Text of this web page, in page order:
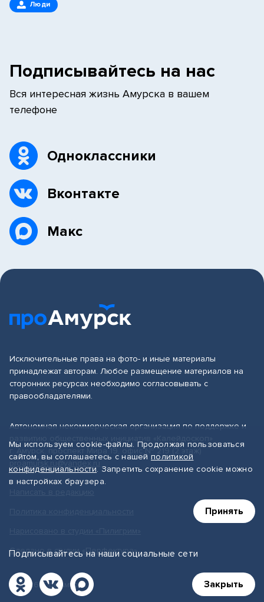
Люди
Подписывайтесь на нас
Вся интересная жизнь Амурска в вашем
телефоне
Одноклассники
Вконтакте
Макс
Исключительные права на фото- и иные материалы
принадлежат авторам. Любое размещение материалов на
сторонних ресурсах необходимо согласовывать с
правообладателями.
Автономная некоммерческая организация по поддержке и
г. Амурск, проспект Мира 19, офис № 219 (2 этаж)
proamursk.ru@yandex.ru
Сделано в студии «Перфектура»
© 2026, ПроАмурск
Мы используем cookie-файлы. Продолжая пользоваться
сайтом, вы соглашаетесь с нашей политикой
конфиденциальности. Запретить сохранение cookie можно
в настройках браузера.
Принять
Подписывайтесь на наши социальные сети
Закрыть